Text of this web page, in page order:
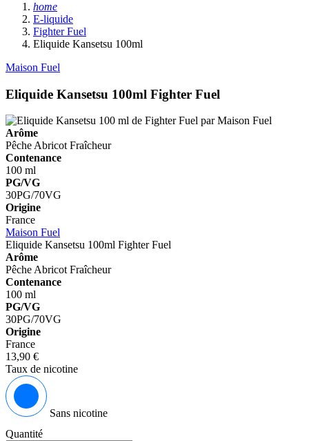
home
E-liquide
Fighter Fuel
Eliquide Kansetsu 100ml
Maison Fuel
Eliquide Kansetsu 100ml Fighter Fuel
Arôme
PêcheAbricotFraîcheur
Contenance
100 ml
PG/VG
30PG/70VG
Origine
France
Maison Fuel
Eliquide Kansetsu 100ml Fighter Fuel
Arôme
PêcheAbricotFraîcheur
Contenance
100 ml
PG/VG
30PG/70VG
Origine
France
13,90 €
Taux de nicotine
Sans nicotine
Quantité